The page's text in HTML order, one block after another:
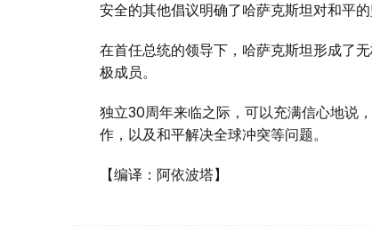
安全的其他倡议明确了哈萨克斯坦对和平的
在首任总统的领导下，哈萨克斯坦形成了
极成员。
独立30周年来临之际，可以充满信心地说
作，以及和平解决全球冲突等问题。
【编译：阿依波塔】